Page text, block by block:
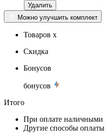
Удалить
Можно улучшить комплект
Товаров x
Скидка
Бонусов
бонусов
Итого
При оплате наличными
Другие способы оплаты